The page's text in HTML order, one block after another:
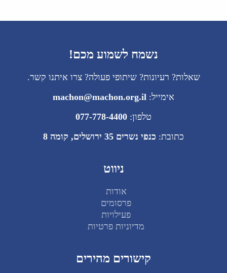
נשמח לשמוע מכם!
שאלות? רעיונות? שיתופי פעולה? צרו איתנו קשר.
אימייל: machon@machon.org.il
טלפון: 077-778-4400
כתובת: כנפי נשרים 35 ירושלים, קומה 8
ניווט
אודות
פרסומים
פעילויות
מדיוניות פרטיות
קישורים מהירים